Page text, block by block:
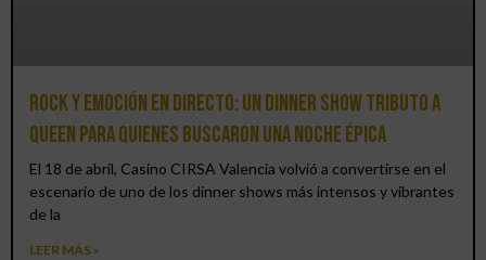
Rock y emoción en directo: un Dinner Show Tributo a
Queen para quienes buscaron una noche épica
El 18 de abril, Casino CIRSA Valencia volvió a convertirse en el
escenario de uno de los dinner shows más intensos y vibrantes
de la
LEER MÁS »